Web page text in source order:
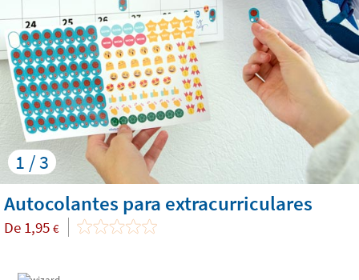
1 / 3
Autocolantes para extracurriculares
De 1,95 €